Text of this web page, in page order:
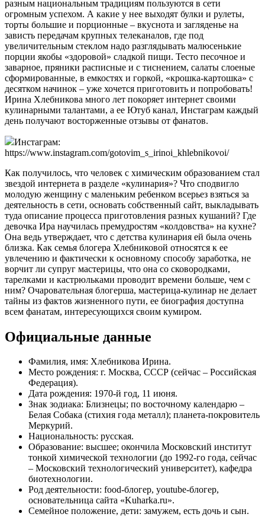
разным национальным традициям пользуются в сети
огромным успехом. А какие у нее выходят булки и рулеты,
торты большие и порционные – вкуснота и загляденье на
зависть передачам крупных телеканалов, где под
увеличительным стеклом надо разглядывать малюсенькие
порции якобы «здоровой» сладкой пищи. Тесто песочное и
заварное, пряники расписные и с тиснением, салаты слоеные
сформированные, в емкостях и горкой, «крошка-картошка» с
десятком начинок – уже хочется приготовить и попробовать!
Ирина Хлебникова много лет покоряет интернет своими
кулинарными талантами, а ее Ютуб канал, Инстаграм каждый
день получают восторженные отзывы от фанатов.
Инстаграм:
https://www.instagram.com/gotovim_s_irinoi_khlebnikovoi/
Как получилось, что человек с химическим образованием стал
звездой интернета в разделе «кулинария»? Что сподвигло
молодую женщину с маленьким ребенком всерьез взяться за
деятельность в сети, основать собственный сайт, выкладывать
туда описание процесса приготовления разных кушаний? Где
девочка Ира научилась премудростям «колдовства» на кухне?
Она ведь утверждает, что с детства кулинария ей была очень
близка. Как семья блогера Хлебниковой относятся к ее
увлечению и фактически к основному способу заработка, не
ворчит ли супруг мастерицы, что она со сковородками,
тарелками и кастрюльками проводит времени больше, чем с
ним? Очаровательная блогерша, мастерица-кулинар не делает
тайны из фактов жизненного пути, ее биография доступна
всем фанатам, интересующихся своим кумиром.
Официальные данные
Фамилия, имя: Хлебникова Ирина.
Место рождения: г. Москва, СССР (сейчас – Российская
Федерация).
Дата рождения: 1970-й год, 11 июня.
Знак зодиака: Близнецы; по восточному календарю –
Белая Собака (стихия года металл); планета-покровитель
Меркурий.
Национальность: русская.
Образование: высшее; окончила Московский институт
тонкой химической технологии (до 1992-го года, сейчас
– Московский технологический университет), кафедра
биотехнологии.
Род деятельности: food-блогер, youtube-блогер,
основательница сайта «Kuharka.ru».
Семейное положение, дети: замужем, есть дочь и сын.